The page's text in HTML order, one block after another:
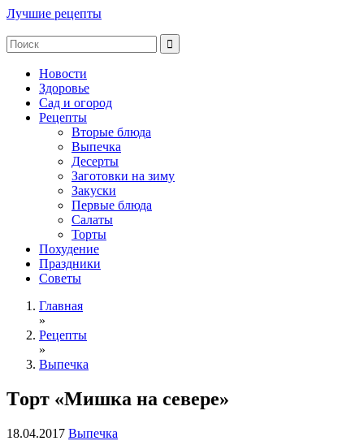
Лучшие рецепты
Новости
Здоровье
Сад и огород
Рецепты
Вторые блюда
Выпечка
Десерты
Заготовки на зиму
Закуски
Первые блюда
Салаты
Торты
Похудение
Праздники
Советы
Главная
»
Рецепты
»
Выпечка
Tорт «Мишка на севере»
18.04.2017 Выпечка